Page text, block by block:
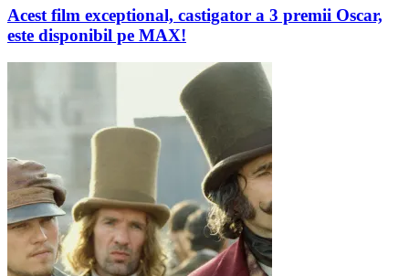
Acest film exceptional, castigator a 3 premii Oscar,
este disponibil pe MAX!